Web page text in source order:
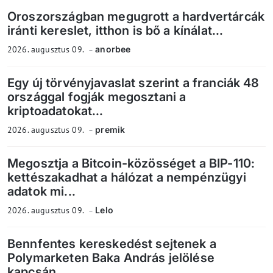
Oroszországban megugrott a hardvertárcák
iránti kereslet, itthon is bő a kínálat...
2026. augusztus 09. anorbee
Egy új törvényjavaslat szerint a franciák 48
országgal fogják megosztani a
kriptoadatokat...
2026. augusztus 09. premik
Megosztja a Bitcoin-közösséget a BIP-110:
kettészakadhat a hálózat a nempénzügyi
adatok mi...
2026. augusztus 09. Lelo
Bennfentes kereskedést sejtenek a
Polymarketen Baka András jelölése